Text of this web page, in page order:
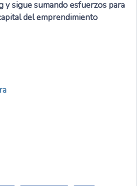
y sigue sumando esfuerzos para
del emprendimiento